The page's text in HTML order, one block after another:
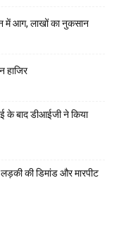
में आग, लाखों का नुकसान
हाजिर
के बाद डीआईजी ने किया
की डिमांड और मारपीट